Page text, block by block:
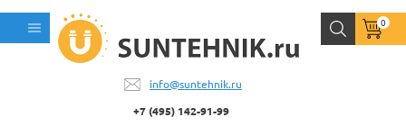
info@suntehnik.ru
+7 (495) 142-91-99
0